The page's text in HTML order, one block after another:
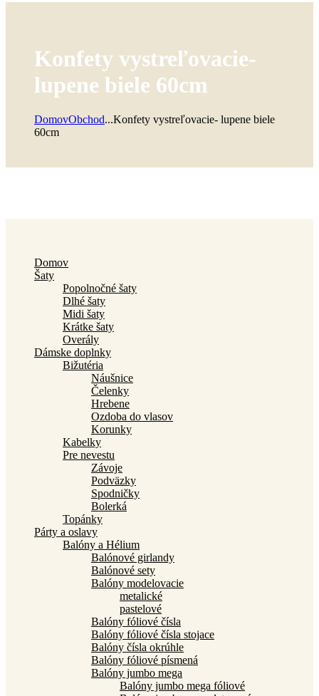
Konfety vystreľovacie-
lupene biele 60cm
DomovObchod...Konfety vystreľovacie- lupene biele
60cm
Domov
Šaty
Popolnočné šaty
Dlhé šaty
Midi šaty
Krátke šaty
Overály
Dámske doplnky
Bižutéria
Náušnice
Čelenky
Hrebene
Ozdoba do vlasov
Korunky
Kabelky
Pre nevestu
Závoje
Podväzky
Spodničky
Bolerká
Topánky
Párty a oslavy
Balóny a Hélium
Balónové girlandy
Balónové sety
Balóny modelovacie
metalické
pastelové
Balóny fóliové čísla
Balóny fóliové čísla stojace
Balóny čísla okrúhle
Balóny fóliové písmená
Balóny jumbo mega
Balóny jumbo mega fóliové